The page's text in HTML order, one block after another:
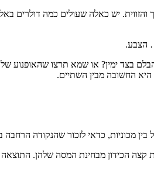
הצבע.
בצד ימין? או שמא תרצו שהאופנוע
היא החשובה מבין השתיים.
כדאי לזכור שהנקודה הרחבה
הכידון מבחינת המסה שלהן.